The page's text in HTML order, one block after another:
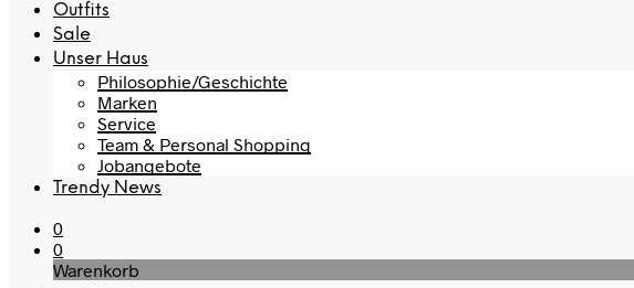
Outfits
Sale
Unser Haus
Philosophie/Geschichte
Marken
Service
Team & Personal Shopping
Jobangebote
Trendy News
0
0
Warenkorb